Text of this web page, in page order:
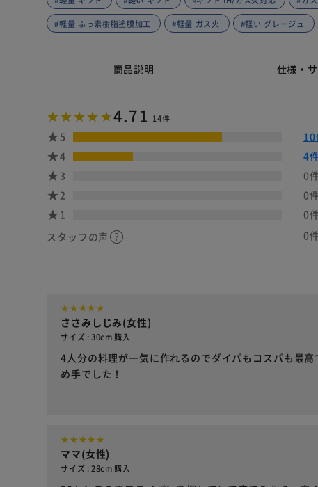
#軽量 ふっ素樹脂塗膜加工 #軽量 ガス火 #軽い グレージュ
商品説明 仕様・
4.71 14件
5
10
4
4
3
0件
2
0件
1
0件
スタッフの声
0件
ささみしじみ(女性)
サイズ : 30cm 購入
4人分の料理が一気に作れるのでダイパもコスパも最
め手でした！
ママ(女性)
サイズ : 28cm 購入